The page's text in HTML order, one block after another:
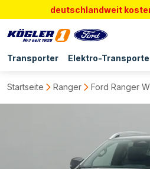
deutschlandweit
Transporter Elektro-
Startseite Ranger Ford Ranger